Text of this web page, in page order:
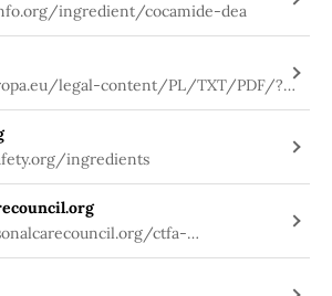
ingredient/cocamide-dea
legal-content/PL/TXT/PDF/?
ingredients
ctfa-
pdfs/pr593.pdf